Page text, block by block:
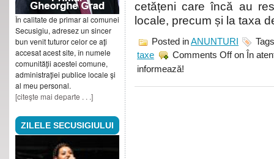
În calitate de primar al comunei
Secusigiu, adresez un sincer
bun venit tuturor celor ce aţi
accesat acest site, în numele
comunităţii acestei comune,
administraţiei publice locale şi
al meu personal.
[citeşte mai departe . . .]
ZILELE SECUSIGIULUI
cetățeni care încă au
locale, precum și la taxa
Posted inANUNTURI
taxe
Comments Offon În
informează!